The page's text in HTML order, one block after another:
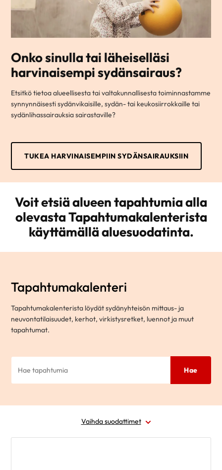
Onko sinulla tai läheiselläsi
harvinaisempi sydänsairaus?
Etsitkö tietoa alueellisesta tai valtakunnallisesta toiminnastamme
synnynnäisesti sydänvikaisille, sydän- tai keukosiirrokkaille tai
sydänlihassairauksia sairastaville?
TUKEA HARVINAISEMPIIN SYDÄNSAIRAUKSIIN
Voit etsiä alueen tapahtumia alla
olevasta Tapahtumakalenterista
käyttämällä aluesuodatinta.
Tapahtumakalenteri
Tapahtumakalenterista löydät sydänyhteisön mittaus- ja
neuvontatilaisuudet, kerhot, virkistysretket, luennot ja muut
tapahtumat.
Hae
Vaihda suodattimet